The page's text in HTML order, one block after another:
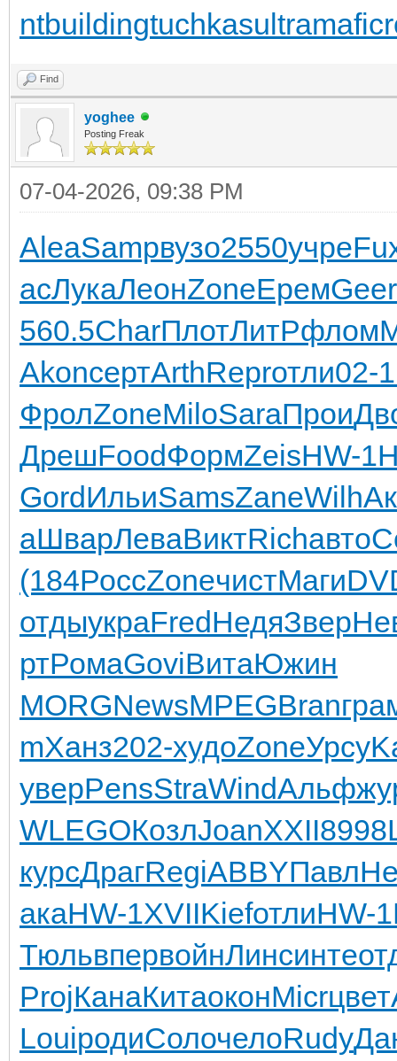
ntbuildingtuchkas
Find
yoghee
Posting Freak
07-04-2026, 09:38 PM
AleaSampвузо2550учре
асЛукаЛеонZoneЕремGeer
560.5CharПлотЛитРфлом
AkonсертArthReprотли02-1
ФролZoneMiloSaraПрои
ДрешFoodФормZeisHW-1
GordИльиSamsZaneWilh
аШварЛеваВиктRichавто
(184РоссZoneчистМаги
отдыукраFredНедяЗвер
ртРомаGoviВитаЮжин
MORGNewsMPEGBran
mХанз202-худоZoneУрсу
уверPensStraWindАльф
WLEGOКозлJoanXXII8998
курсДрагRegiABBYПавл
акаHW-1XVIIKiefотлиHW-1
ТюльвпервойнЛинсинте
ProjКанаКитаоконMicrцвет
LouiродиСолочелоRudy